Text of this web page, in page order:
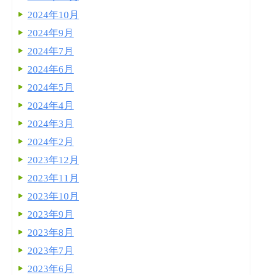
2024年10月
2024年9月
2024年7月
2024年6月
2024年5月
2024年4月
2024年3月
2024年2月
2023年12月
2023年11月
2023年10月
2023年9月
2023年8月
2023年7月
2023年6月